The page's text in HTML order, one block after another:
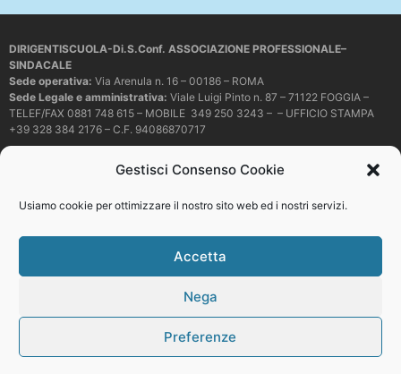
Gestisci Consenso Cookie
Usiamo cookie per ottimizzare il nostro sito web ed i nostri servizi.
Accetta
Nega
Preferenze
DIRIGENTISCUOLA-Di.S.Conf. ASSOCIAZIONE PROFESSIONALE–
SINDACALE
Sede operativa: Via Arenula n. 16 – 00186 – ROMA
Sede Legale e amministrativa: Viale Luigi Pinto n. 87 – 71122 FOGGIA –
TELEF/FAX 0881 748 615 – MOBILE 349 250 3243 – – UFFICIO STAMPA
+39 328 384 2176 – C.F. 94086870717
dirigentiscuola@pec.it
copiare o riprodurre in alcun modo i contenuti presenti in questo sito se non
Top